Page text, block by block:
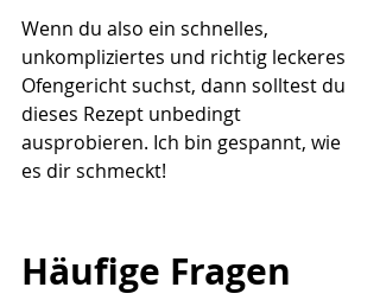
Wenn du also ein schnelles,
unkompliziertes und richtig leckeres
Ofengericht suchst, dann solltest du
dieses Rezept unbedingt
ausprobieren. Ich bin gespannt, wie
es dir schmeckt!
Häufige Fragen